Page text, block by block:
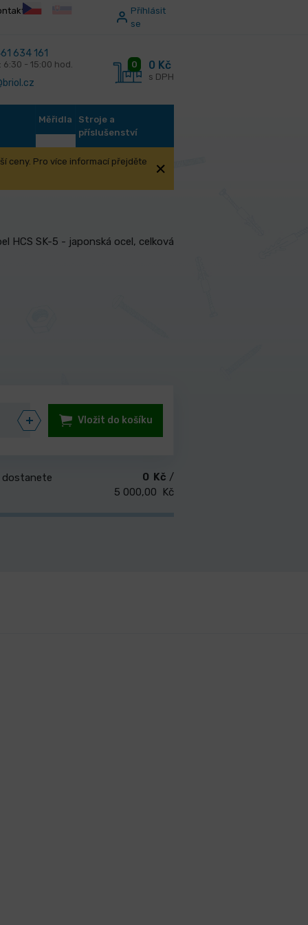
Příhlásit
se
634 161
6:30 - 15:00 hod. 0 0 Kč
s DPH
Měřidla
Stroje a
příslušenství
ceny. Pro více informací přejděte
Nůžky WINLAND 190mm
HCS SK-5 - japonská ocel, celková
Vložit do košíku
dostanete 0 Kč /
5 000,00 Kč